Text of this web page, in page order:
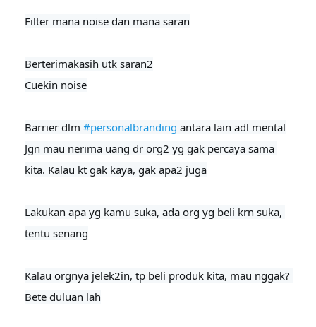
Filter mana noise dan mana saran
Berterimakasih utk saran2
Cuekin noise
Barrier dlm #personalbranding antara lain adl mental
Jgn mau nerima uang dr org2 yg gak percaya sama
kita. Kalau kt gak kaya, gak apa2 juga
Lakukan apa yg kamu suka, ada org yg beli krn suka,
tentu senang
Kalau orgnya jelek2in, tp beli produk kita, mau nggak?
Bete duluan lah